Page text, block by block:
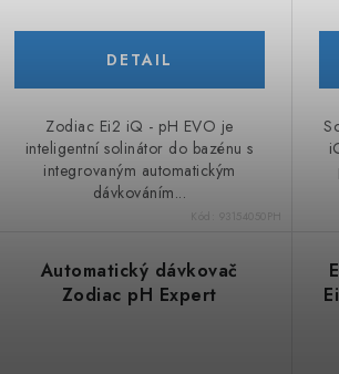
Zodiac Ei2 iQ - pH EVO je
inteligentní solinátor do bazénu s
integrovaným automatickým
dávkováním...
Kód: 93154050PH
Automatický dávkovač
Zodiac pH Expert